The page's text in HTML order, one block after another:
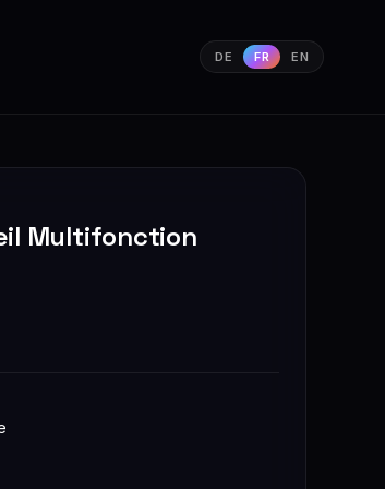
DE FR EN
Multifonction